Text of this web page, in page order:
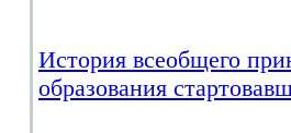
История всеобщего
образования